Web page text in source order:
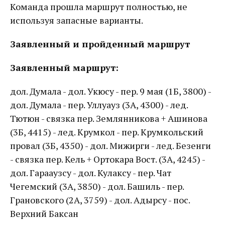
Команда прошла маршрут полностью, не
используя запасные варианты.
Заявленный и пройденный маршрут
Заявленный маршрут:
дол. Думала - дол. Укюсу - пер. 9 мая (1Б, 3800) -
дол. Думала - пер. Уллуауз (3А, 4300) - лед.
Тютюн - связка пер. Землянникова + Ашинова
(3Б, 4415) - лед. Крумкол - пер. Крумкольский
провал (3Б, 4350) - дол. Мижирги - лед. Безенги
- связка пер. Кель + Ортокара Вост. (3А, 4245) -
дол. Гарааузсу - дол. Кулаксу - пер. Чат
Чегемский (3А, 3850) - дол. Башиль - пер.
Грановского (2А, 3759) - дол. Адырсу - пос.
Верхний Баксан